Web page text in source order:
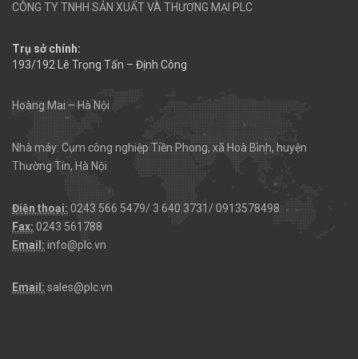
CÔNG TY TNHH SẢN XUẤT VÀ THƯƠNG MẠI PLC
Trụ sở chính:
193/192 Lê Trọng Tấn – Định Công
Hoàng Mai – Hà Nội
Nhà máy: Cụm công nghiệp Tiền Phong, xã Hoà Bình, huyện
Thường Tín, Hà Nội
Điện thoại: 0243 566 5479/ 3 640 3731/ 0913578498
Fax: 0243 561788
Email: info@plc.vn
Email: sales@plc.vn